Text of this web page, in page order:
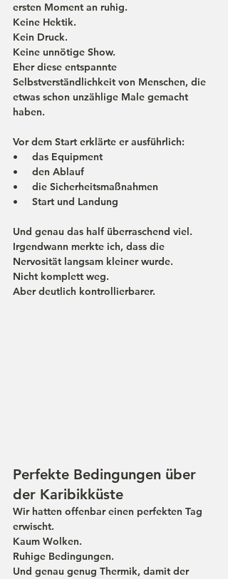
ersten Moment an ruhig.
Keine Hektik.
Kein Druck.
Keine unnötige Show.
Eher diese entspannte
Selbstverständlichkeit von Menschen, die
etwas schon unzählige Male gemacht
haben.
Vor dem Start erklärte er ausführlich:
•     das Equipment
•     den Ablauf
•     die Sicherheitsmaßnahmen
•     Start und Landung
Und genau das half überraschend viel.
Irgendwann merkte ich, dass die
Nervosität langsam kleiner wurde.
Nicht komplett weg.
Aber deutlich kontrollierbarer.
Perfekte Bedingungen über
der Karibikküste
Wir hatten offenbar einen perfekten Tag
erwischt.
Kaum Wolken.
Ruhige Bedingungen.
Und genau genug Thermik, damit der